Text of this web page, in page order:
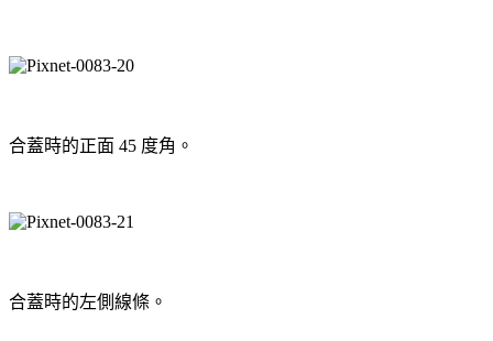
合蓋時的正面 45 度角。
合蓋時的左側線條。